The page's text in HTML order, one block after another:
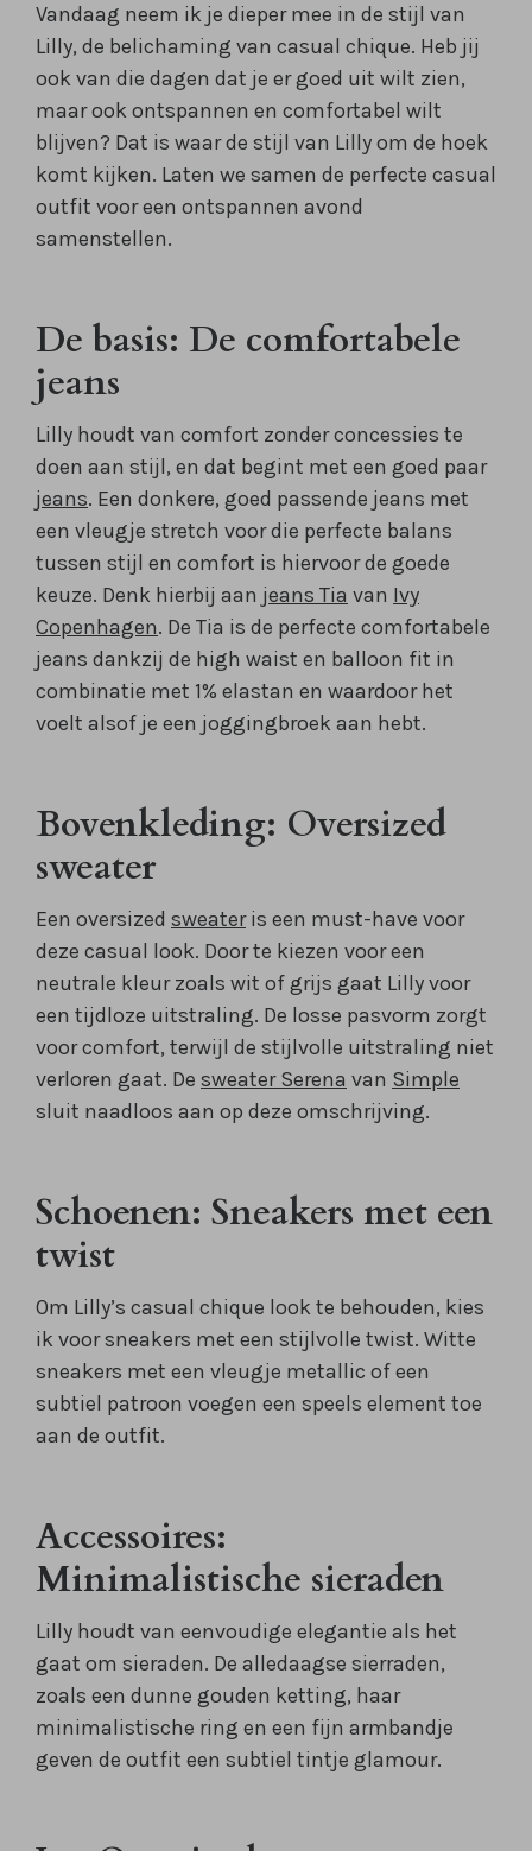
Vandaag neem ik je dieper mee in de stijl van
Lilly, de belichaming van casual chique. Heb jij
ook van die dagen dat je er goed uit wilt zien,
maar ook ontspannen en comfortabel wilt
blijven? Dat is waar de stijl van Lilly om de hoek
komt kijken. Laten we samen de perfecte casual
outfit voor een ontspannen avond
samenstellen.
De basis: De comfortabele
jeans
Lilly houdt van comfort zonder concessies te
doen aan stijl, en dat begint met een goed paar
jeans. Een donkere, goed passende jeans met
een vleugje stretch voor die perfecte balans
tussen stijl en comfort is hiervoor de goede
keuze. Denk hierbij aan jeans Tia van Ivy
Copenhagen. De Tia is de perfecte comfortabele
jeans dankzij de high waist en balloon fit in
combinatie met 1% elastan en waardoor het
voelt alsof je een joggingbroek aan hebt.
Bovenkleding: Oversized
sweater
Een oversized sweateris een must-have voor
deze casual look. Door te kiezen voor een
neutrale kleur zoals wit of grijs gaat Lilly voor
een tijdloze uitstraling. De losse pasvorm zorgt
voor comfort, terwijl de stijlvolle uitstraling niet
verloren gaat. De sweater Serena van Simple
sluit naadloos aan op deze omschrijving.
Schoenen: Sneakers met een
twist
Om Lilly’s casual chique look te behouden, kies
ik voor sneakers met een stijlvolle twist. Witte
sneakers met een vleugje metallic of een
subtiel patroon voegen een speels element toe
aan de outfit.
Accessoires:
Minimalistische sieraden
Lilly houdt van eenvoudige elegantie als het
gaat om sieraden. De alledaagse sierraden,
zoals een dunne gouden ketting, haar
minimalistische ring en een fijn armbandje
geven de outfit een subtiel tintje glamour.